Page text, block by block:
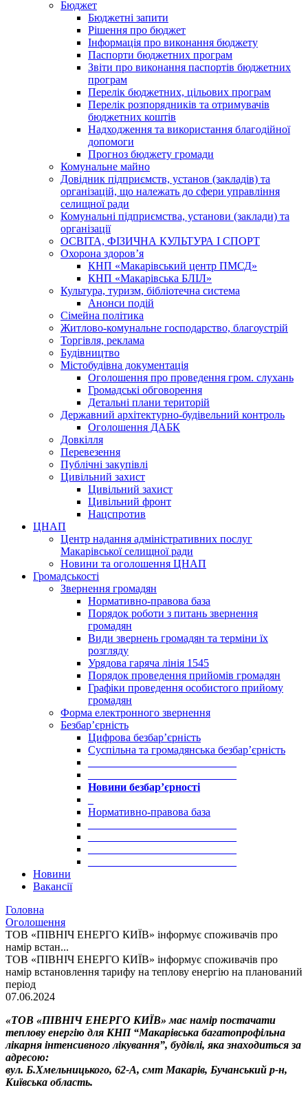
Бюджет
Бюджетні запити
Рішення про бюджет
Інформація про виконання бюджету
Паспорти бюджетних програм
Звіти про виконання паспортів бюджетних
програм
Перелік бюджетних, цільових програм
Перелік розпорядників та отримувачів
бюджетних коштів
Надходження та використання благодійної
допомоги
Прогноз бюджету громади
Комунальне майно
Довідник підприємств, установ (закладів) та
організацій, що належать до сфери управління
селищної ради
Комунальні підприємства, установи (заклади) та
організації
ОСВІТА, ФІЗИЧНА КУЛЬТУРА І СПОРТ
Охорона здоров’я
КНП «Макарівський центр ПМСД»
КНП «Макарівська БЛІЛ»
Культура, туризм, бібліотечна система
Анонси подій
Сімейна політика
Житлово-комунальне господарство, благоустрій
Торгівля, реклама
Будівництво
Містобудівна документація
Оголошення про проведення гром. слухань
Громадські обговорення
Детальні плани територій
Державний архітектурно-будівельний контроль
Оголошення ДАБК
Довкілля
Перевезення
Публічні закупівлі
Цивільний захист
Цивільний захист
Цивільний фронт
Нацспротив
ЦНАП
Центр надання адміністративних послуг
Макарівської селищної ради
Новини та оголошення ЦНАП
Громадськості
Звернення громадян
Нормативно-правова база
Порядок роботи з питань звернення
громадян
Види звернень громадян та терміни їх
розгляду
Урядова гаряча лінія 1545
Порядок проведення прийомів громадян
Графіки проведення особистого прийому
громадян
Форма електронного звернення
Безбар’єрність
Цифрова безбар’єрність
Суспільна та громадянська безбар’єрність
Новини безбар’єрності
Нормативно-правова база
Новини
Вакансії
Головна
Оголошення
ТОВ «ПІВНІЧ ЕНЕРГО КИЇВ» інформує споживачів про
намір встан...
ТОВ «ПІВНІЧ ЕНЕРГО КИЇВ» інформує споживачів про
намір встановлення тарифу на теплову енергію на планований
період
07.06.2024
«ТОВ «ПІВНІЧ ЕНЕРГО КИЇВ» має намір постачати
теплову енергію для КНП “Макарівська багатопрофільна
лікарня інтенсивного лікування”, будівлі, яка знаходиться за
адресою:
вул. Б.Хмельницького, 62-А, смт Макарів, Бучанський р-н,
Київська область.